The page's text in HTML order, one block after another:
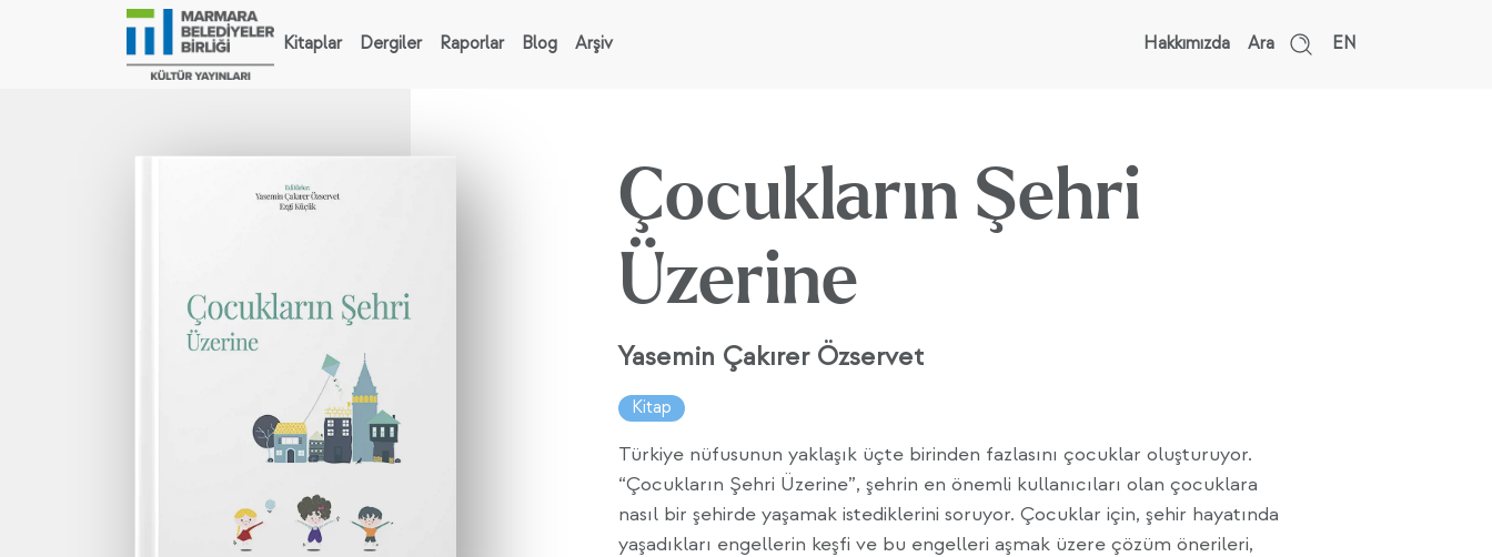
Kitaplar Dergiler Raporlar Blog Arşiv Hakkımızda Ara EN
Çocukların Şehri
Üzerine
Yasemin Çakırer Özservet
Kitap
Türkiye nüfusunun yaklaşık üçte birinden fazlasını çocuklar oluşturuyor.
“Çocukların Şehri Üzerine”, şehrin en önemli kullanıcıları olan çocuklara
nasıl bir şehirde yaşamak istediklerini soruyor. Çocuklar için, şehir hayatında
yaşadıkları engellerin keşfi ve bu engelleri aşmak üzere çözüm önerileri,